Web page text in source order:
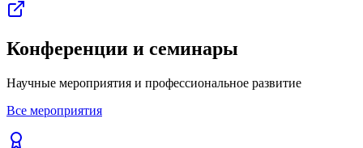
Конференции и семинары
Научные мероприятия и профессиональное развитие
Все мероприятия